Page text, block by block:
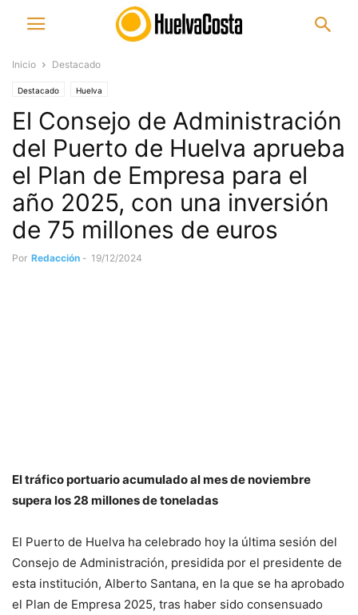
Inicio Destacado
Destacado Huelva
El Consejo de Administración
del Puerto de Huelva aprueba
el Plan de Empresa para el
año 2025, con una inversión
de 75 millones de euros
Por Redacción - 19/12/2024
El tráfico portuario acumulado al mes de noviembre
supera los 28 millones de toneladas
El Puerto de Huelva ha celebrado hoy la última sesión del
Consejo de Administración, presidida por el presidente de
esta institución, Alberto Santana, en la que se ha aprobado
el Plan de Empresa 2025, tras haber sido consensuado